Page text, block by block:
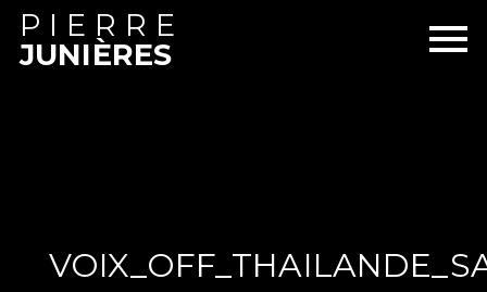
PIERRE
JUNIÈRES